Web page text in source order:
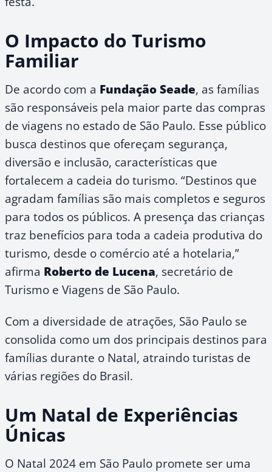
O Impacto do Turismo
Familiar
De acordo com a Fundação Seade, as famílias
são responsáveis pela maior parte das compras
de viagens no estado de São Paulo. Esse público
busca destinos que ofereçam segurança,
diversão e inclusão, características que
fortalecem a cadeia do turismo. “Destinos que
agradam famílias são mais completos e seguros
para todos os públicos. A presença das crianças
traz benefícios para toda a cadeia produtiva do
turismo, desde o comércio até a hotelaria,”
afirma Roberto de Lucena, secretário de
Turismo e Viagens de São Paulo.
Com a diversidade de atrações, São Paulo se
consolida como um dos principais destinos para
famílias durante o Natal, atraindo turistas de
várias regiões do Brasil.
Um Natal de Experiências
Únicas
O Natal 2024 em São Paulo promete ser uma